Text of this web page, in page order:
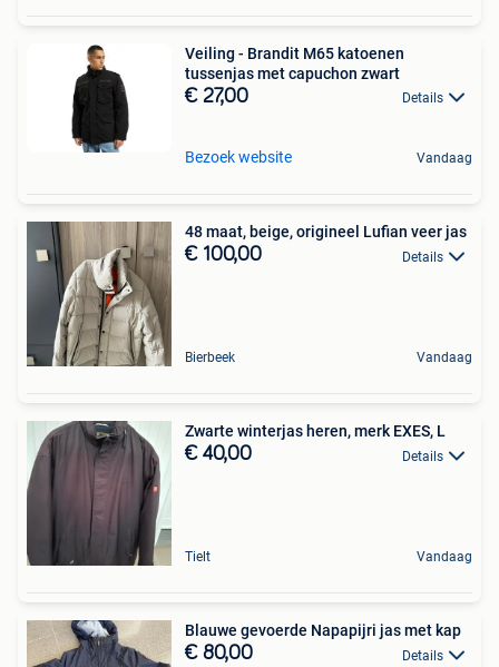
Veiling - Brandit M65 katoenen
tussenjas met capuchon zwart
€ 27,00 Details
Bezoek website Vandaag
48 maat, beige, origineel Lufian veer jas
€ 100,00 Details
Bierbeek Vandaag
Zwarte winterjas heren, merk EXES, L
€ 40,00 Details
Tielt Vandaag
Blauwe gevoerde Napapijri jas met kap
€ 80,00 Details